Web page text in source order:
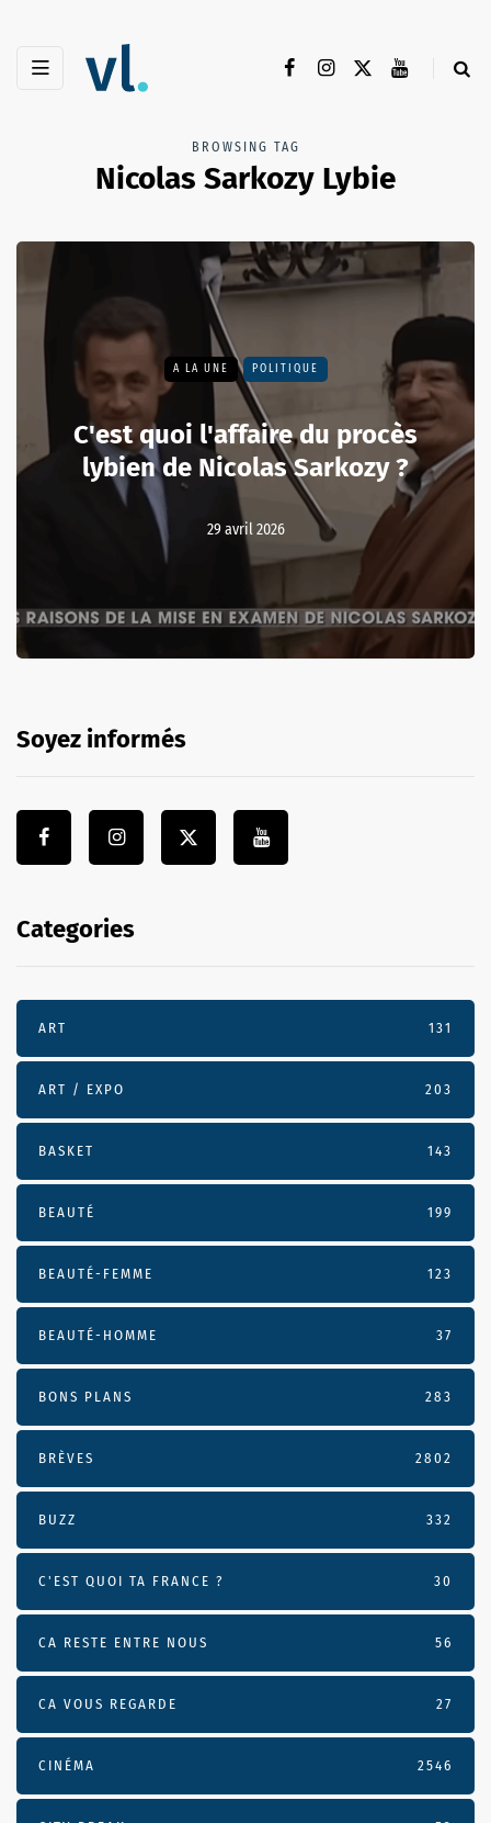
BROWSING TAG
Nicolas Sarkozy Lybie
A LA UNE POLITIQUE
C'est quoi l'affaire du procès
lybien de Nicolas Sarkozy ?
29 avril 2026
Soyez informés
Categories
ART 131
ART / EXPO 203
BASKET 143
BEAUTÉ 199
BEAUTÉ-FEMME 123
BEAUTÉ-HOMME 37
BONS PLANS 283
BRÈVES 2802
BUZZ 332
C'EST QUOI TA FRANCE ? 30
CA RESTE ENTRE NOUS 56
CA VOUS REGARDE 27
CINÉMA 2546